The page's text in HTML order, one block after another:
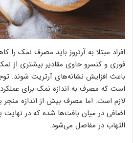
افراد مبتلا به آرتروز باید مصرف نمک
فوری و کنسرو حاوی مقادیر بیشتری از
باعث افزایش نشانه‌های آرتریت شوند.
است که مصرف به اندازه نمک برای
لازم است. اما مصرف بیش از اندازه
اضافی در میان بافت‌ها شده که در نهایت
التهاب در مفاصل می‌شود.